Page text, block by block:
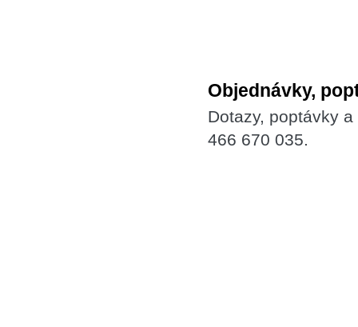
Objednávky,
Dotazy, poptávky
466 670 035.